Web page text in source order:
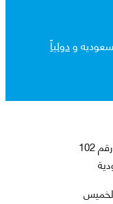
ودولياً